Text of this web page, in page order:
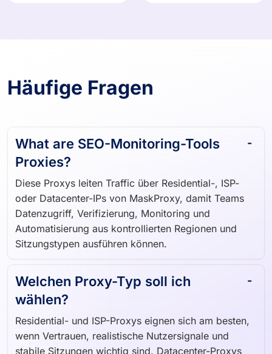
Häufige Fragen
What are SEO-Monitoring-Tools
Proxies?
Diese Proxys leiten Traffic über Residential-, ISP-
oder Datacenter-IPs von MaskProxy, damit Teams
Datenzugriff, Verifizierung, Monitoring und
Automatisierung aus kontrollierten Regionen und
Sitzungstypen ausführen können.
Welchen Proxy-Typ soll ich
wählen?
Residential- und ISP-Proxys eignen sich am besten,
wenn Vertrauen, realistische Nutzersignale und
stabile Sitzungen wichtig sind. Datacenter-Proxys